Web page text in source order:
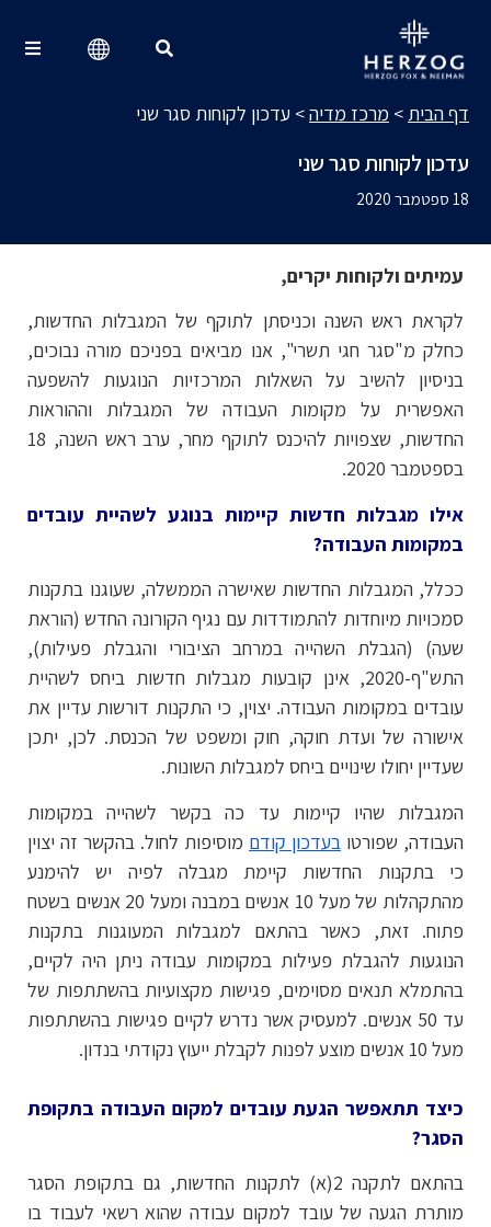
דף הבית > מרכז מדיה> עדכון לקוחות סגר שני
עדכון לקוחות סגר שני
18 ספטמבר 2020
עמיתים ולקוחות יקרים,
לקראת ראש השנה וכניסתן לתוקף של המגבלות החדשות,
כחלק מ"סגר חגי תשרי", אנו מביאים בפניכם מורה נבוכים,
בניסיון להשיב על השאלות המרכזיות הנוגעות להשפעה
האפשרית על מקומות העבודה של המגבלות וההוראות
החדשות, שצפויות להיכנס לתוקף מחר, ערב ראש השנה, 18
בספטמבר 2020.
אילו מגבלות חדשות קיימות בנוגע לשהיית עובדים
במקומות העבודה?
ככלל, המגבלות החדשות שאישרה הממשלה, שעוגנו בתקנות
סמכויות מיוחדות להתמודדות עם נגיף הקורונה החדש (הוראת
שעה) (הגבלת השהייה במרחב הציבורי והגבלת פעילות),
התש"ף-2020, אינן קובעות מגבלות חדשות ביחס לשהיית
עובדים במקומות העבודה. יצוין, כי התקנות דורשות עדיין את
אישורה של ועדת חוקה, חוק ומשפט של הכנסת. לכן, יתכן
שעדיין יחולו שינויים ביחס למגבלות השונות.
המגבלות שהיו קיימות עד כה בקשר לשהייה במקומות
העבודה, שפורטו בעדכון קודם מוסיפות לחול. בהקשר זה יצוין
כי בתקנות החדשות קיימת מגבלה לפיה יש להימנע
מהתקהלות של מעל 10 אנשים במבנה ומעל 20 אנשים בשטח
פתוח. זאת, כאשר בהתאם למגבלות המעוגנות בתקנות
הנוגעות להגבלת פעילות במקומות עבודה ניתן היה לקיים,
בהתמלא תנאים מסוימים, פגישות מקצועיות בהשתתפות של
עד 50 אנשים. למעסיק אשר נדרש לקיים פגישות בהשתתפות
מעל 10 אנשים מוצע לפנות לקבלת ייעוץ נקודתי בנדון.
כיצד תתאפשר הגעת עובדים למקום העבודה בתקופת
הסגר?
בהתאם לתקנה 2(א) לתקנות החדשות, גם בתקופת הסגר
מותרת הגעה של עובד למקום עבודה שהוא רשאי לעבוד בו